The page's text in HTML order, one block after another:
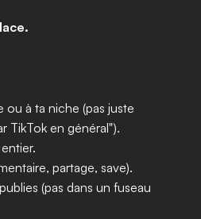
à ta niche (pas juste
TikTok en général").
partage, save).
(pas dans un fuseau